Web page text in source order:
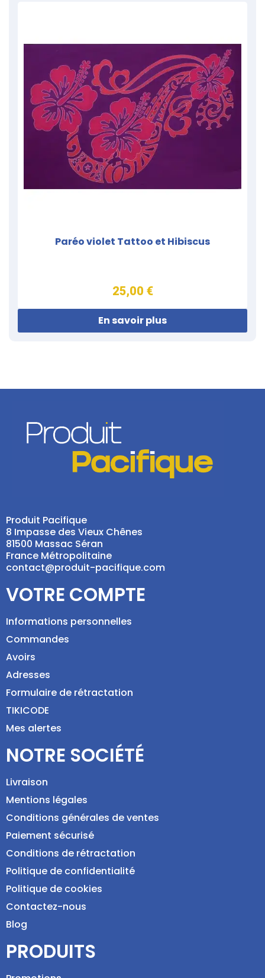
Paréo violet Tattoo et Hibiscus
25,00 €
En savoir plus
Produit Pacifique
8 Impasse des Vieux Chênes
81500 Massac Séran
France Métropolitaine
contact@produit-pacifique.com
VOTRE COMPTE
Informations personnelles
Commandes
Avoirs
Adresses
Formulaire de rétractation
TIKICODE
Mes alertes
NOTRE SOCIÉTÉ
Livraison
Mentions légales
Conditions générales de ventes
Paiement sécurisé
Conditions de rétractation
Politique de confidentialité
Politique de cookies
Contactez-nous
Blog
PRODUITS